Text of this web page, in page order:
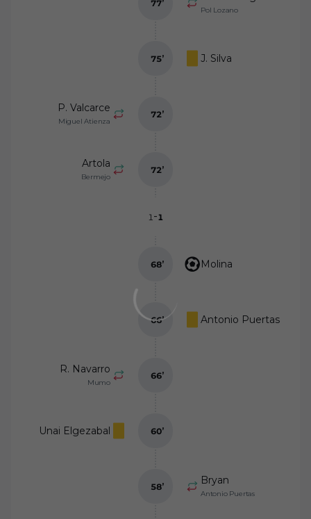
Pol Lozano
77’
J. Silva
75’
P. Valcarce
Miguel Atienza
72’
Artola
Bermejo
72’
1 -1
Molina
68’
Antonio Puertas
66’
R. Navarro
Mumo
66’
Unai Elgezabal 60’
Bryan
Antonio Puertas
58’